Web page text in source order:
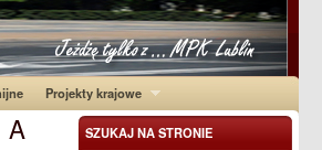
Projekty krajowe
SZUKAJ NA STRONIE
A